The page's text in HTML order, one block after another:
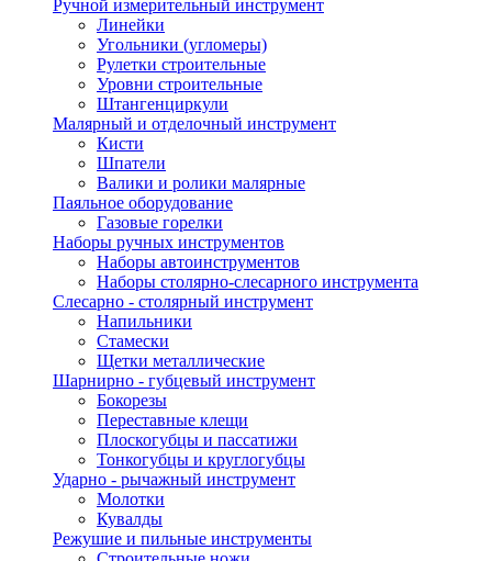
Ручной измерительный инструмент
Линейки
Угольники (угломеры)
Рулетки строительные
Уровни строительные
Штангенциркули
Малярный и отделочный инструмент
Кисти
Шпатели
Валики и ролики малярные
Паяльное оборудование
Газовые горелки
Наборы ручных инструментов
Наборы автоинструментов
Наборы столярно-слесарного инструмента
Слесарно - столярный инструмент
Напильники
Стамески
Щетки металлические
Шарнирно - губцевый инструмент
Бокорезы
Переставные клещи
Плоскогубцы и пассатижи
Тонкогубцы и круглогубцы
Ударно - рычажный инструмент
Молотки
Кувалды
Режушие и пильные инструменты